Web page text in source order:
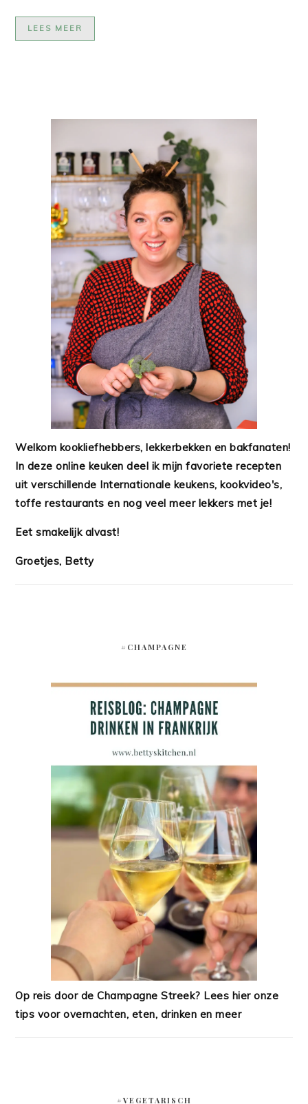
LEES MEER
Welkom kookliefhebbers, lekkerbekken en bakfanaten!
In deze online keuken deel ik mijn favoriete recepten
uit verschillende Internationale keukens, kookvideo's,
toffe restaurants en nog veel meer lekkers met je!
Eet smakelijk alvast!
Groetjes, Betty
#CHAMPAGNE
Op reis door de Champagne Streek? Lees hier onze
tips voor overnachten, eten, drinken en meer
#VEGETARISCH